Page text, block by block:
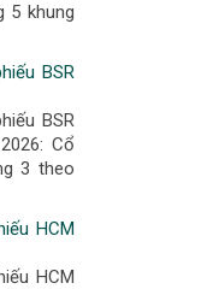
5 khung
BSR
BSR
Cổ
3 theo
HCM
HCM